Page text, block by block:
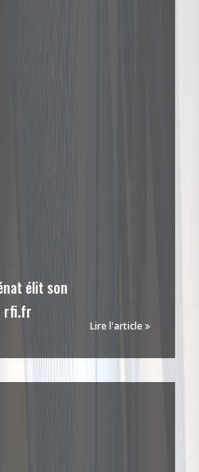
élit son
rfi.fr
Lire l'article